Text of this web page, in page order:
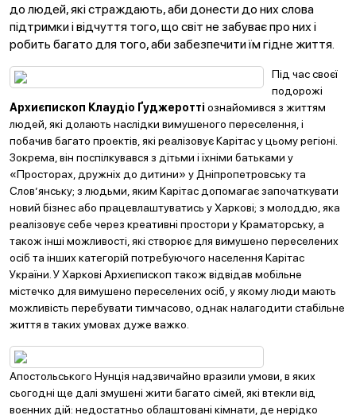
до людей, які страждають, аби донести до них слова
підтримки і відчуття того, що світ не забуває про них і
робить багато для того, аби забезпечити їм гідне життя.
Під час своєї
подорожі
Архиєпископ Клаудіо Ґуджеротті ознайомився з життям
людей, які долають наслідки вимушеного переселення, і
побачив багато проектів, які реалізовує Карітас у цьому регіоні.
Зокрема, він поспілкувався з дітьми і їхніми батьками у
«Просторах, дружніх до дитини» у Дніпропетровську та
Слов’янську; з людьми, яким Карітас допомагає започаткувати
новий бізнес або працевлаштуватись у Харкові; з молоддю, яка
реалізовує себе через креативні простори у Краматорську, а
також інші можливості, які створює для вимушено переселених
осіб та інших категорій потребуючого населення Карітас
України. У Харкові Архиєпископ також відвідав мобільне
містечко для вимушено переселених осіб, у якому люди мають
можливість перебувати тимчасово, однак налагодити стабільне
життя в таких умовах дуже важко.
Апостольського Нунція надзвичайно вразили умови, в яких
сьогодні ще далі змушені жити багато сімей, які втекли від
воєнних дій: недостатньо облаштовані кімнати, де нерідко